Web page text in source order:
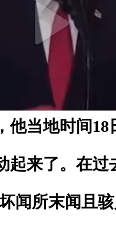
他当地时间18
起来了。在过
闻所末闻且